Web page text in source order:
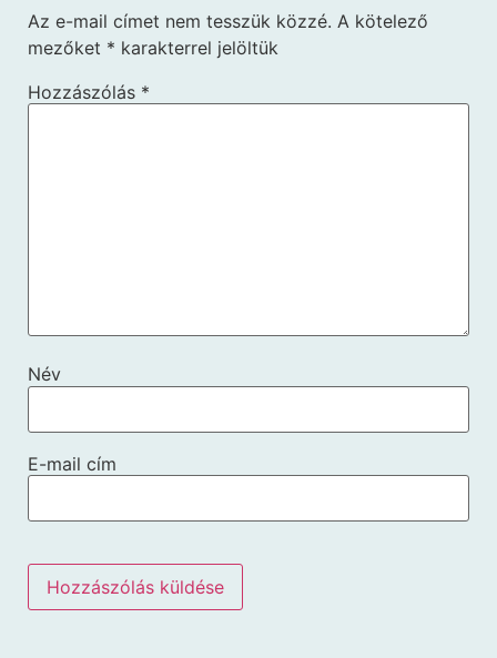
Az e-mail címet nem tesszük közzé. A kötelező
mezőket * karakterrel jelöltük
Hozzászólás *
Név
E-mail cím